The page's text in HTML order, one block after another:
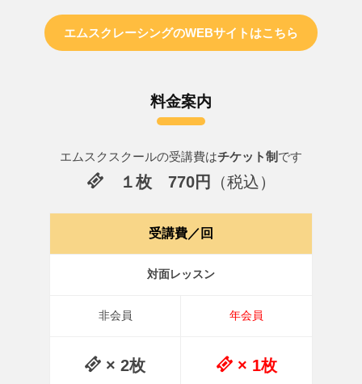
エムスクレーシングのWEBサイトはこちら
料金案内
エムスクスクールの受講費はチケット制 です
１枚 770円 （税込）
受講費／回
対面レッスン
非会員 年会員
× 2枚
× 1枚